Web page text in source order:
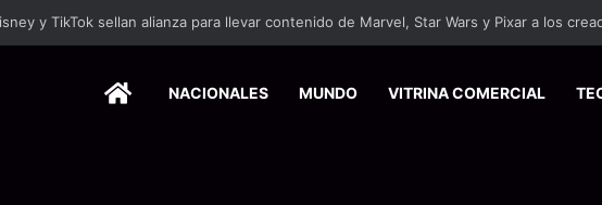
llevará a universitarios herramientas para enfrentar la desinformación en redes
HOMENACIONALES MUNDO VITRINA COMERCIAL